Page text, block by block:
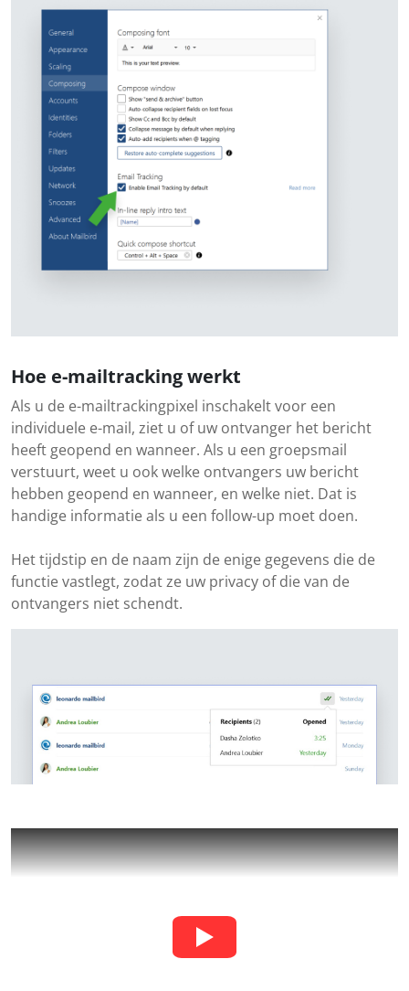
Hoe e-mailtracking werkt
Als u de e-mailtrackingpixel inschakelt voor een
individuele e-mail, ziet u of uw ontvanger het bericht
heeft geopend en wanneer. Als u een groepsmail
verstuurt, weet u ook welke ontvangers uw bericht
hebben geopend en wanneer, en welke niet. Dat is
handige informatie als u een follow-up moet doen.
Het tijdstip en de naam zijn de enige gegevens die de
functie vastlegt, zodat ze uw privacy of die van de
ontvangers niet schendt.